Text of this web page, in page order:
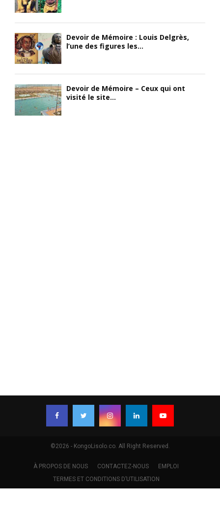
Devoir de Mémoire : Louis Delgrès,
l’une des figures les...
Devoir de Mémoire – Ceux qui ont
visité le site...
©2026 - KongoLisolo.co. All Right Reserved.
À PROPOS DE NOUS CONTACTEZ-NOUS
EMPLOI
TERMES ET CONDITIONS D’UTILISATION